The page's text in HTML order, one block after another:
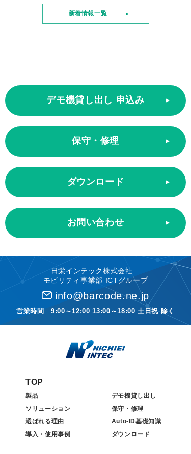
新着情報一覧
デモ機貸し出し 申込み
保守・修理
ダウンロード
お問い合わせ
日栄インテック株式会社
モビリティ事業部 ICTグループ
info@barcode.ne.jp
営業時間 9:00～12:00 13:00～18:00 土日祝 除く
TOP
製品
ソリューション
選ばれる理由
導入・使用事例
デモ機貸し出し
保守・修理
Auto-ID基礎知識
ダウンロード